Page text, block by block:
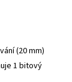
(20 mm)
1 bitový